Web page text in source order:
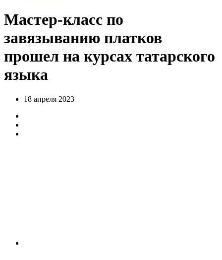
Мастер-класс по
завязыванию платков
прошел на курсах татарского
языка
18 апреля 2023